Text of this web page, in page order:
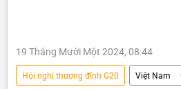
19 Tháng Mười Một 2024, 08:44
Hội nghị thượng đỉnh G20
Việt Nam